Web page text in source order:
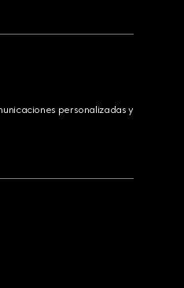
personalizadas y